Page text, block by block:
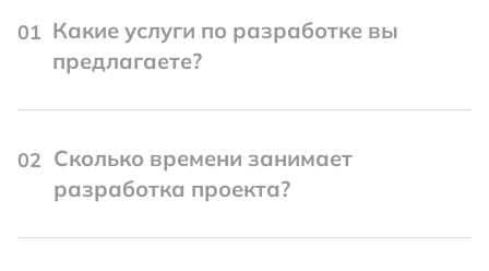
01 Какие услуги по разработке вы
предлагаете?
02 Сколько времени занимает
разработка проекта?